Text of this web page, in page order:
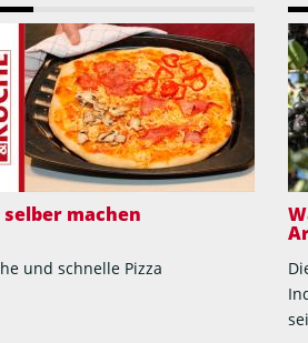
selber machen
und schnelle Pizza